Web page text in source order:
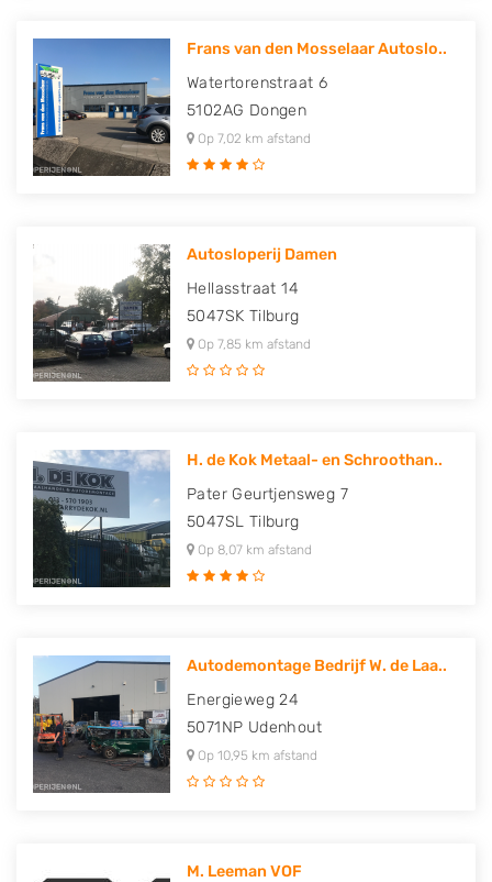
Frans van den Mosselaar Autoslo..
Watertorenstraat 6
5102AG Dongen
Op 7,02 km afstand
Autosloperij Damen
Hellasstraat 14
5047SK Tilburg
Op 7,85 km afstand
H. de Kok Metaal- en Schroothan..
Pater Geurtjensweg 7
5047SL Tilburg
Op 8,07 km afstand
Autodemontage Bedrijf W. de Laa..
Energieweg 24
5071NP Udenhout
Op 10,95 km afstand
M. Leeman VOF